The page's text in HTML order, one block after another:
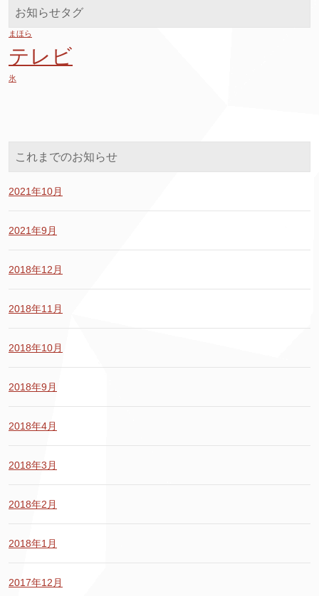
お知らせタグ
まほら
テレビ
氷
これまでのお知らせ
2021年10月
2021年9月
2018年12月
2018年11月
2018年10月
2018年9月
2018年4月
2018年3月
2018年2月
2018年1月
2017年12月